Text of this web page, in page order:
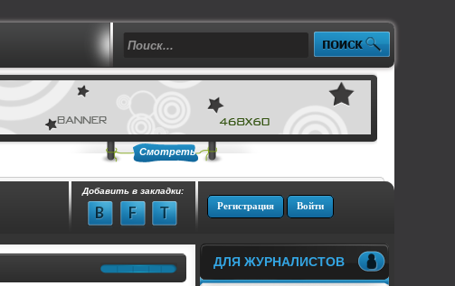
Смотреть
Регистрация Войти
Добавить в закладки:
ДЛЯ ЖУРНАЛИСТОВ